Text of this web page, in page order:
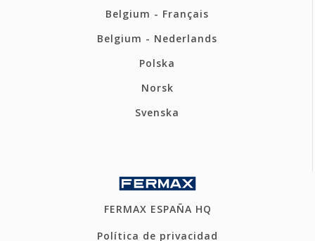
Belgium - Français
Belgium - Nederlands
Polska
Norsk
Svenska
FERMAX ESPAÑA HQ
Política de privacidad